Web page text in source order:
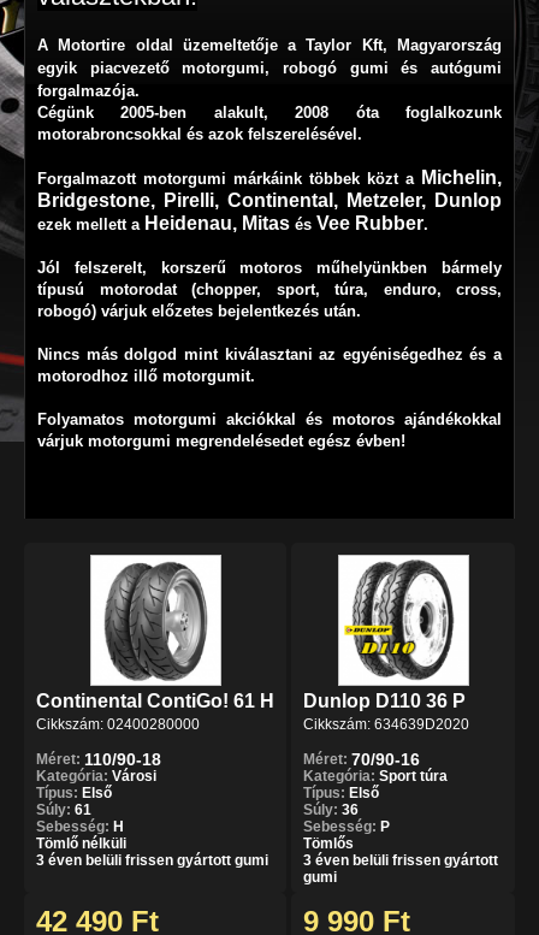
A Motortire oldal üzemeltetője a Taylor Kft, Magyarország
egyik piacvezető motorgumi, robogó gumi és autógumi
forgalmazója.
Cégünk 2005-ben alakult, 2008 óta foglalkozunk
motorabroncsokkal és azok felszerelésével.
Forgalmazott motorgumi márkáink többek közt a Michelin,
Bridgestone, Pirelli, Continental , Metzeler, Dunlop
ezek mellett a Heidenau, Mitas és Vee Rubber.
Jól felszerelt, korszerű motoros műhelyünkben bármely
típusú motorodat (chopper, sport, túra, enduro, cross,
robogó) várjuk előzetes bejelentkezés után.
Nincs más dolgod mint kiválasztani az egyéniségedhez és a
motorodhoz illő motorgumit.
Folyamatos motorgumi akciókkal és motoros ajándékokkal
várjuk motorgumi megrendelésedet egész évben!
Continental ContiGo! 61 H
Cikkszám: 02400280000
Méret: 110/90-18
Kategória: Városi
Típus: Első
Súly: 61
Sebesség: H
Tömlő nélküli
3 éven belüli frissen gyártott gumi
Dunlop D110 36 P
Cikkszám: 634639D2020
Méret: 70/90-16
Kategória: Sport túra
Típus: Első
Súly: 36
Sebesség: P
Tömlős
3 éven belüli frissen gyártott
gumi
42 490 Ft 9 990 Ft